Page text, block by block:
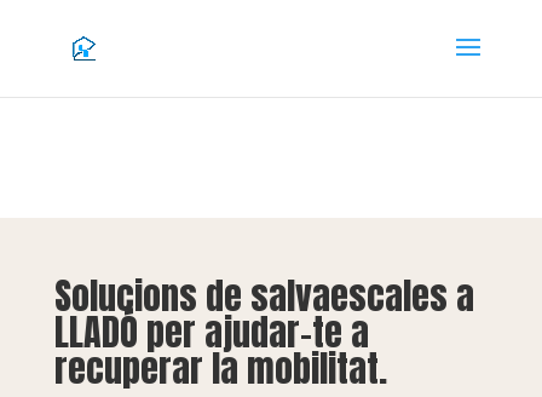
Solucions de salvaescales a
LLADÓ per ajudar-te a
recuperar la mobilitat.